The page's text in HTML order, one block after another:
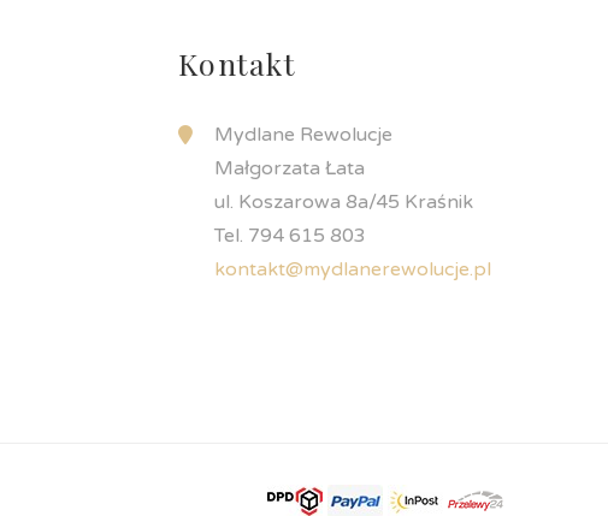
Kontakt
Mydlane Rewolucje
Małgorzata Łata
ul. Koszarowa 8a/45 Kraśnik
Tel. 794 615 803
kontakt@mydlanerewolucje.pl